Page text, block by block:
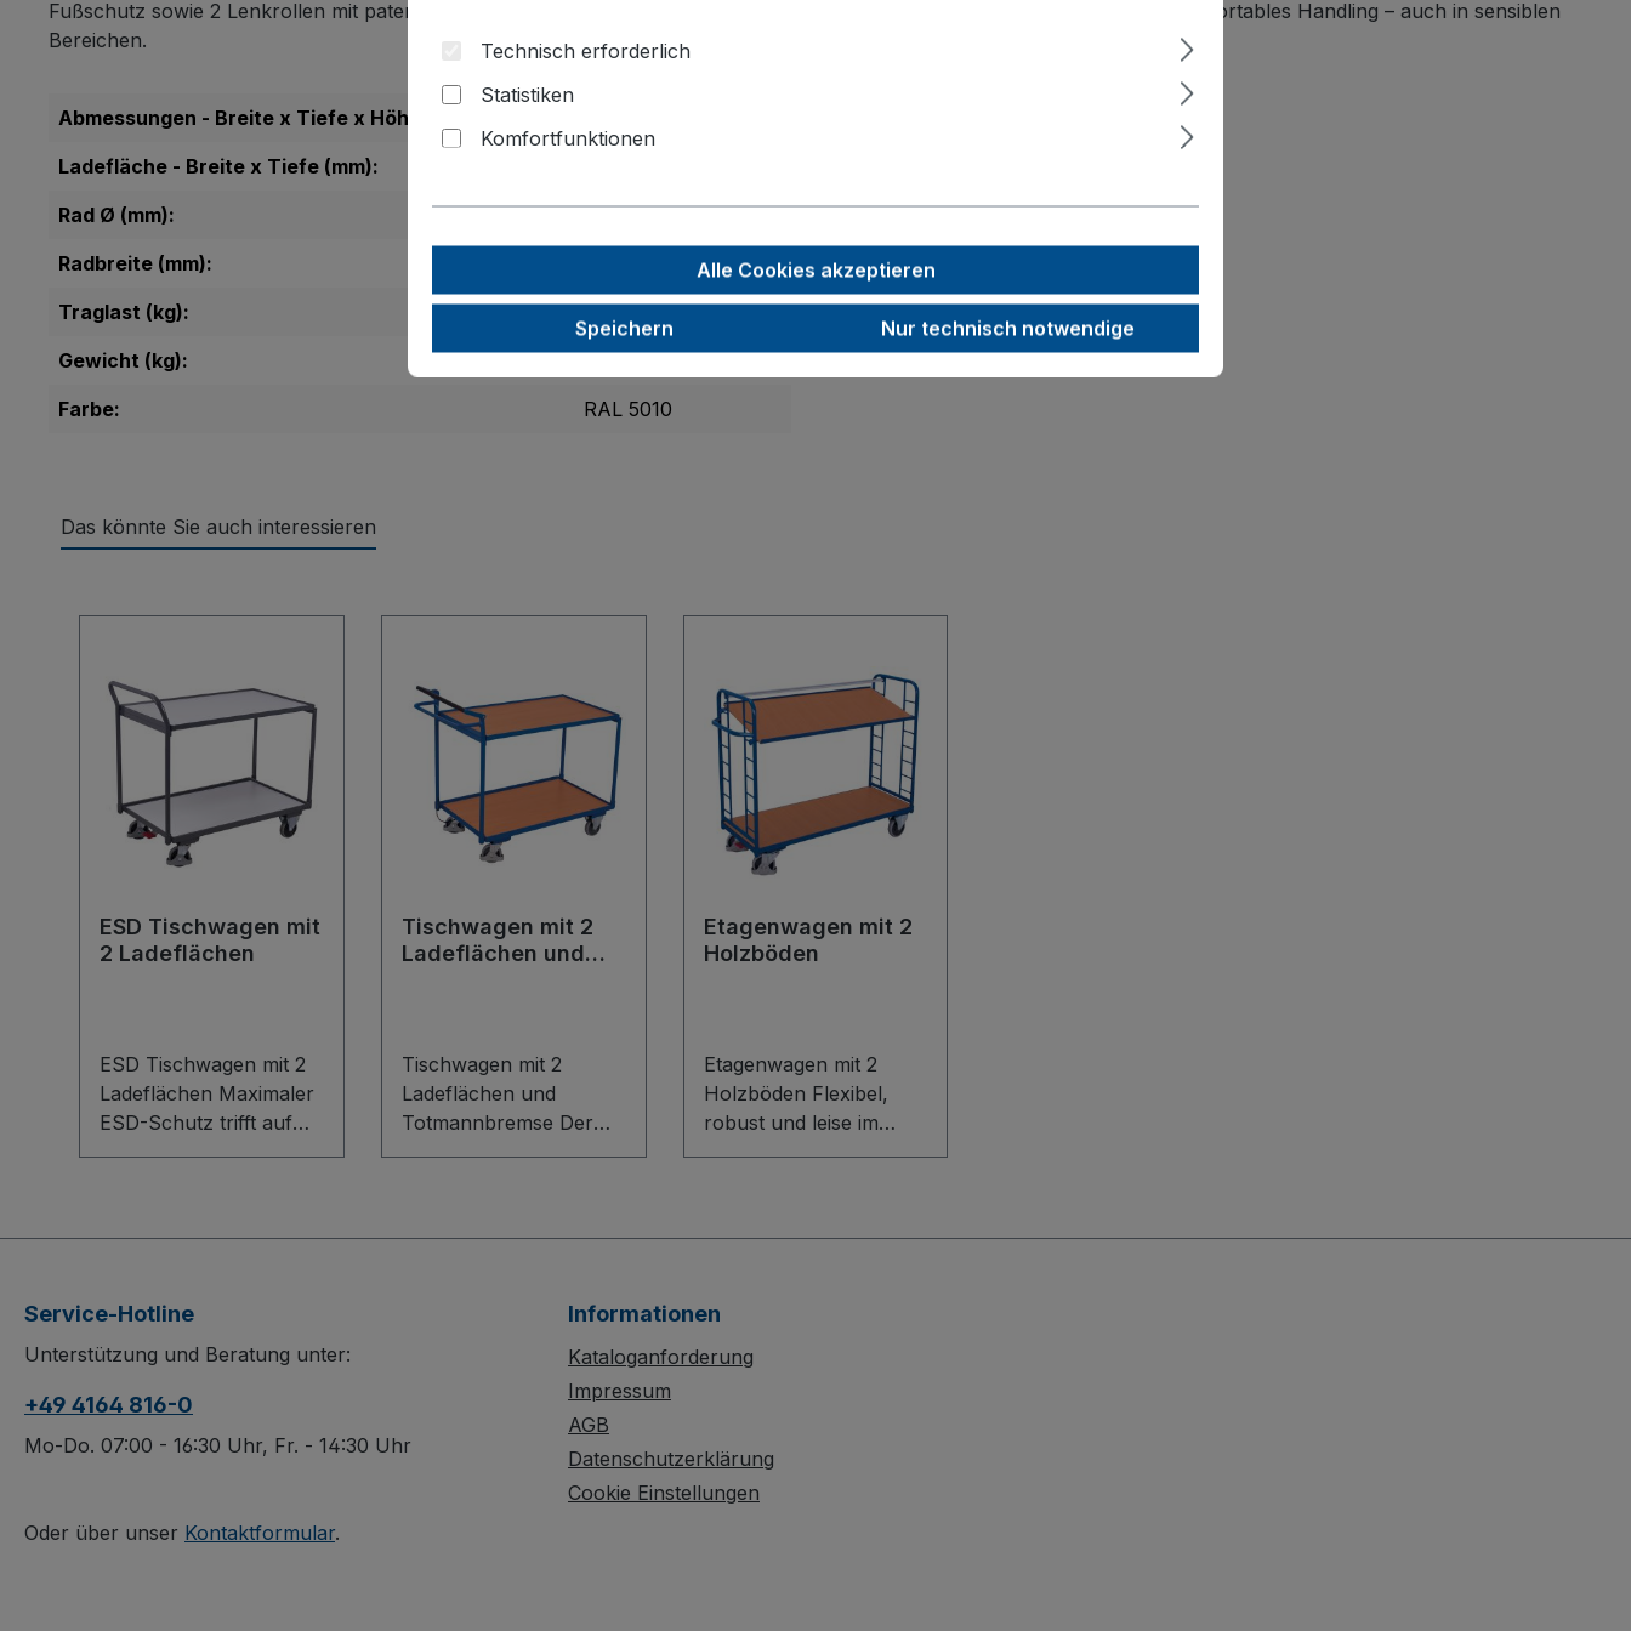
Fußschutz sowie 2 Lenkrollen mit patentiertem
und 2 Bockrollen garantieren jederzeit sicheres, komfortables Handling – auch in sensiblen
Bereichen.
Abmessungen - Breite x Tiefe x Höhe (mm):
Ladefläche - Breite x Tiefe (mm):
Rad Ø (mm):
125
Radbreite (mm):
Traglast (kg):
250
Gewicht (kg):
45,5
Farbe:
RAL 5010
Das könnte Sie auch interessieren
ESD Tischwagen mit
2 Ladeflächen
ESD Tischwagen mit 2
Ladeflächen Maximaler
ESD-Schutz trifft auf
durchdachte
Ladeflächen im
leitfähiger Ausführung,
innovativer L-Profil-
lichtgrauen
Dekorspanplatten.
oberflächengeschützt,
Tischwagen mit 2
Ladeflächen und
Tischwagen mit 2
Ladeflächen und
Totmannbremse Der
Tischwagen mit 2
Sicherheit, Komfort und
Transporthelfer. Die
Bodenkonstruktion mit
innovativem L-Profil
und Totmannsteuerung
sorgt für kontrolliertes
Handling, während der
zusätzliche Griffbügel
Etagenwagen mit 2
Holzböden
Etagenwagen mit 2
Holzböden Flexibel,
robust und leise im
Einsatz: Der
durch sein Baukasten-
lassen sich im 120-mm-
Raster waagerecht oder
mm-Rand für sicheren
Transport. Der fest
Service-Hotline
Unterstützung und Beratung unter:
+49 4164 816-0
Mo-Do. 07:00 - 16:30 Uhr, Fr. - 14:30 Uhr
Oder über unser Kontaktformular.
Informationen
Kataloganforderung
Impressum
AGB
Datenschutzerklärung
Cookie Einstellungen
Technisch erforderlich
Statistiken
Komfortfunktionen
Alle Cookies akzeptieren
Speichern Nur technisch notwendige